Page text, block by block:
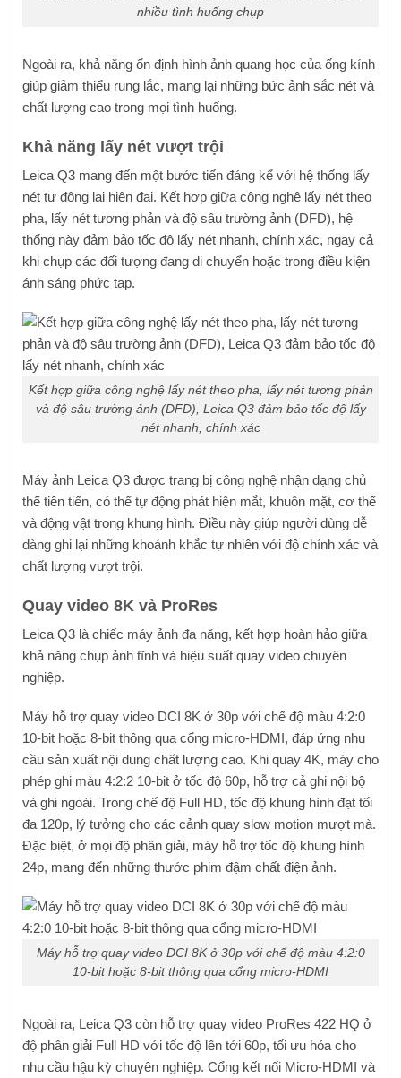
nhiều tình huống chụp
Ngoài ra, khả năng ổn định hình ảnh quang học của ống kính
giúp giảm thiểu rung lắc, mang lại những bức ảnh sắc nét và
chất lượng cao trong mọi tình huống.
Khả năng lấy nét vượt trội
Leica Q3 mang đến một bước tiến đáng kể với hệ thống lấy
nét tự động lai hiện đại. Kết hợp giữa công nghệ lấy nét theo
pha, lấy nét tương phản và độ sâu trường ảnh (DFD), hệ
thống này đảm bảo tốc độ lấy nét nhanh, chính xác, ngay cả
khi chụp các đối tượng đang di chuyển hoặc trong điều kiện
ánh sáng phức tạp.
Kết hợp giữa công nghệ lấy nét theo pha, lấy nét tương phản
và độ sâu trường ảnh (DFD), Leica Q3 đảm bảo tốc độ lấy
nét nhanh, chính xác
Máy ảnh Leica Q3 được trang bị công nghệ nhận dạng chủ
thể tiên tiến, có thể tự động phát hiện mắt, khuôn mặt, cơ thể
và động vật trong khung hình. Điều này giúp người dùng dễ
dàng ghi lại những khoảnh khắc tự nhiên với độ chính xác và
chất lượng vượt trội.
Quay video 8K và ProRes
Leica Q3 là chiếc máy ảnh đa năng, kết hợp hoàn hảo giữa
khả năng chụp ảnh tĩnh và hiệu suất quay video chuyên
nghiệp.
Máy hỗ trợ quay video DCI 8K ở 30p với chế độ màu 4:2:0
10-bit hoặc 8-bit thông qua cổng micro-HDMI, đáp ứng nhu
cầu sản xuất nội dung chất lượng cao. Khi quay 4K, máy cho
phép ghi màu 4:2:2 10-bit ở tốc độ 60p, hỗ trợ cả ghi nội bộ
và ghi ngoài. Trong chế độ Full HD, tốc độ khung hình đạt tối
đa 120p, lý tưởng cho các cảnh quay slow motion mượt mà.
Đặc biệt, ở mọi độ phân giải, máy hỗ trợ tốc độ khung hình
24p, mang đến những thước phim đậm chất điện ảnh.
Máy hỗ trợ quay video DCI 8K ở 30p với chế độ màu 4:2:0
10-bit hoặc 8-bit thông qua cổng micro-HDMI
Ngoài ra, Leica Q3 còn hỗ trợ quay video ProRes 422 HQ ở
độ phân giải Full HD với tốc độ lên tới 60p, tối ưu hóa cho
nhu cầu hậu kỳ chuyên nghiệp. Cổng kết nối Micro-HDMI và